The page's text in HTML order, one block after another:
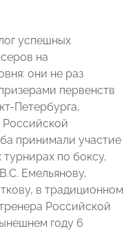
успешных
на
они не раз
первенств
Петербурга,
принимали участие
по боксу,
Емельянову,
в традиционном
Российской
году 6